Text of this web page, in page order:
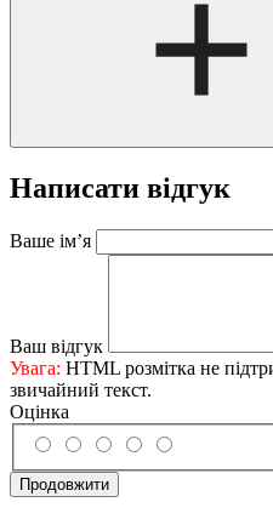
Написати відгук
Ваше ім’я
Ваш відгук
Увага: HTML розмітка не
звичайний текст.
Оцінка
Продовжити